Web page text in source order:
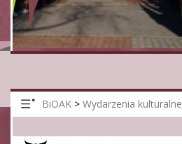
BiOAK > Wydarzenia kulturalne